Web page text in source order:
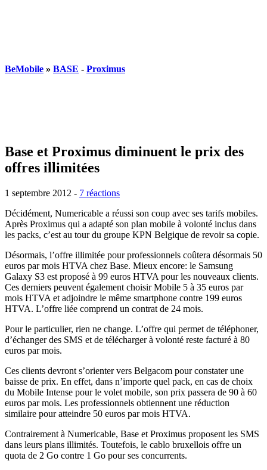
BeMobile » BASE - Proximus
Base et Proximus diminuent le prix des
offres illimitées
1 septembre 2012 - 7 réactions
Décidément, Numericable a réussi son coup avec ses tarifs mobiles.
Après Proximus qui a adapté son plan mobile à volonté inclus dans
les packs, c’est au tour du groupe KPN Belgique de revoir sa copie.
Désormais, l’offre illimitée pour professionnels coûtera désormais 50
euros par mois HTVA chez Base. Mieux encore: le Samsung
Galaxy S3 est proposé à 99 euros HTVA pour les nouveaux clients.
Ces derniers peuvent également choisir Mobile 5 à 35 euros par
mois HTVA et adjoindre le même smartphone contre 199 euros
HTVA. L’offre liée comprend un contrat de 24 mois.
Pour le particulier, rien ne change. L’offre qui permet de téléphoner,
d’échanger des SMS et de télécharger à volonté reste facturé à 80
euros par mois.
Ces clients devront s’orienter vers Belgacom pour constater une
baisse de prix. En effet, dans n’importe quel pack, en cas de choix
du Mobile Intense pour le volet mobile, son prix passera de 90 à 60
euros par mois. Les professionnels obtiennent une réduction
similaire pour atteindre 50 euros par mois HTVA.
Contrairement à Numericable, Base et Proximus proposent les SMS
dans leurs plans illimités. Toutefois, le cablo bruxellois offre un
quota de 2 Go contre 1 Go pour ses concurrents.